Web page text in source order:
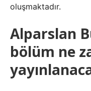
oluşmaktadır.
Alparslan
bölüm ne